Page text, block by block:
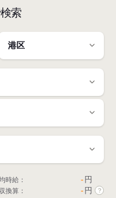
索
時給： - 円
換算： - 円 ?